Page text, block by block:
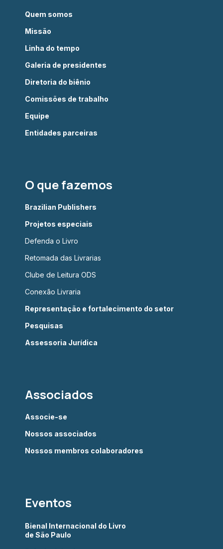
Quem somos
Missão
Linha do tempo
Galeria de presidentes
Diretoria do biênio
Comissões de trabalho
Equipe
Entidades parceiras
O que fazemos
Brazilian Publishers
Projetos especiais
Defenda o Livro
Retomada das Livrarias
Clube de Leitura ODS
Conexão Livraria
Representação e fortalecimento do setor
Pesquisas
Assessoria Jurídica
Associados
Associe-se
Nossos associados
Nossos membros colaboradores
Eventos
Bienal Internacional do Livro
de São Paulo